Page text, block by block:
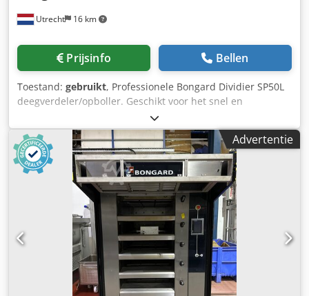
bediening, standaard Afmetingen 2251 × 2062 × 2492 mm
1020 mm Nettogewicht 1830 kg
Utrecht 16 km
Prijsinfo Bellen
Toestand: gebruikt, Professionele Bongard Dividier SP50L
deegverdeler/opboller. Geschikt voor het snel en
nauwkeurig verdelen en opbollen van deeg voor broodjes,
bolletjes en pizzadeeg. Robuuste industriële uitvoering,
eenvoudig te bedienen en ideaal voor bakkerijen en
horecaproductie. Zorgt voor constante deeggewichten en
een hoge productiecapaciteit. Machine verkeert in
gebruikte staat. Chsdpozbrzuofx Aarea
Advertentie